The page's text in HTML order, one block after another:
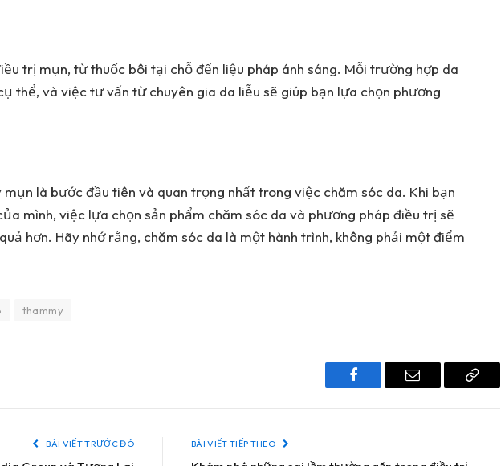
trị mụn, từ thuốc bôi tại chỗ đến liệu pháp ánh sáng. Mỗi trường hợp da
thể, và việc tư vấn từ chuyên gia da liễu sẽ giúp bạn lựa chọn phương
mụn là bước đầu tiên và quan trọng nhất trong việc chăm sóc da. Khi bạn
mình, việc lựa chọn sản phẩm chăm sóc da và phương pháp điều trị sẽ
hơn. Hãy nhớ rằng, chăm sóc da là một hành trình, không phải một điểm
thammy
Facebook Email
Copy
BÀI VIẾT TRƯỚC ĐÓ BÀI VIẾT TIẾP THEO